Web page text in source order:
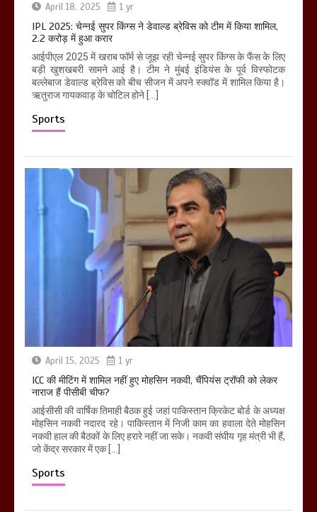
April 18, 2025 1 yr
IPL 2025: चेन्नई सुपर किंग्स ने डेवाल्ड ब्रेविस को टीम में किया शामिल,
2.2 करोड़ में हुआ करार
आईपीएल 2025 में खराब फॉर्म से जूझ रही चेन्नई सुपर किंग्स के फैंस के लिए
बड़ी खुशखबरी सामने आई है। टीम ने मुंबई इंडियंस के पूर्व विस्फोटक
बल्लेबाज डेवाल्ड ब्रेविस को बीच सीजन में अपने स्क्वॉड में शामिल किया है।
ऋतुराज गायकवाड़ के चोटिल होने […]
Sports
April 15, 2025 1 yr
ICC की मीटिंग में शामिल नहीं हुए मोहसिन नकवी, चैंपियंस ट्रॉफी को लेकर
नाराज हैं पीसीबी चीफ?
आईसीसी की वार्षिक तिमाही बैठक हुई जहां पाकिस्तान क्रिकेट बोर्ड के अध्यक्ष
मोहसिन नकवी नदारद रहे। पाकिस्तान में निजी काम का हवाला देते मोहसिन
नकवी हाल की बैठकों के लिए हरारे नहीं जा सके। नकवी संघीय गृह मंत्री भी हैं,
जो केंद्र सरकार में एक […]
Sports